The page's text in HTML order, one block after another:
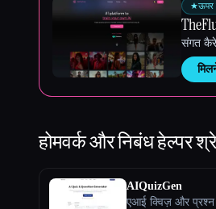
★ऊपर
संगत
होमवर्क और निबंध हेल्पर
AIQuizGen
एआई क्विज़ और प्रश्न